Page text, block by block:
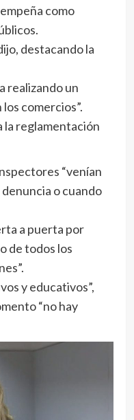
como
destacando la
realizando un
comercios”.
la reglamentación
“venían
o cuando
a puerta por
de todos los
y educativos”,
“no hay